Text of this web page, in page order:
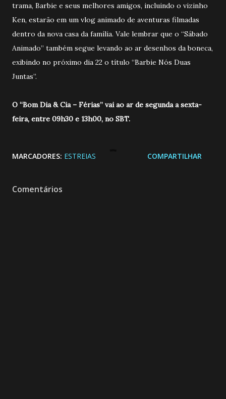
trama, Barbie e seus melhores amigos, incluindo o vizinho
Ken, estarão em um vlog animado de aventuras filmadas
dentro da nova casa da família. Vale lembrar que o “Sábado
Animado” também segue levando ao ar desenhos da boneca,
exibindo no próximo dia 22 o título “Barbie Nós Duas
Juntas”.
O “Bom Dia & Cia – Férias” vai ao ar de segunda a sexta-
feira, entre 09h30 e 13h00, no SBT.
MARCADORES: ESTREIAS COMPARTILHAR
Comentários